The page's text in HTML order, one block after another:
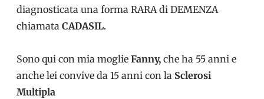
diagnosticata una forma RARA di DEMENZA
chiamata CADASIL.
Sono qui con mia moglie Fanny, che ha 55 anni e
anche lei convive da 15 anni con la Sclerosi
Multipla